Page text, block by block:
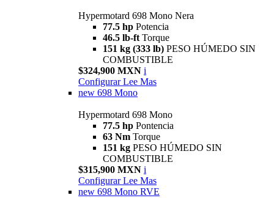
Hypermotard 698 Mono Nera
77.5 hp Potencia
46.5 lb-ft Torque
151 kg (333 lb) PESO HÚMEDO SIN
COMBUSTIBLE
$324,900 MXN i
Configurar Lee Mas
new 698 Mono
Hypermotard 698 Mono
77.5 hp Pontencia
63 Nm Torque
151 kg PESO HÚMEDO SIN
COMBUSTIBLE
$315,900 MXN i
Configurar Lee Mas
new 698 Mono RVE